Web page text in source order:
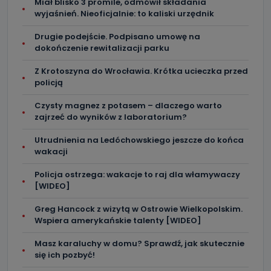
zostały przekazane w Państwa imieniu) lub dane osobowe,
które zostały zebrane ze źródeł publicznie dostępnych, w
szczególności: imię i nazwisko, adres e-mail, telefon
danych osobowych są pracownicy i współpracownicy
oraz partnerzy wspomagający administratora w jego
biznesowej działalności.
Jak skontaktować się z inspektorem
danych osobowych?
Można to zrobić pod numerem telefonu 62 735-51-05 lub
e-mailowo pod adresem: poczta@tvproart.pl
wyjaśnień. Nieoficjalnie: to kaliski urzędnik
Drugie podejście. Podpisano umowę na
dokończenie rewitalizacji parku
Z Krotoszyna do Wrocławia. Krótka ucieczka przed
policją
Czysty magnez z potasem – dlaczego warto
zajrzeć do wyników z laboratorium?
Utrudnienia na Ledóchowskiego jeszcze do końca
wakacji
Policja ostrzega: wakacje to raj dla włamywaczy
[WIDEO]
Greg Hancock z wizytą w Ostrowie Wielkopolskim.
Wspiera amerykańskie talenty [WIDEO]
Masz karaluchy w domu? Sprawdź, jak skutecznie
się ich pozbyć!